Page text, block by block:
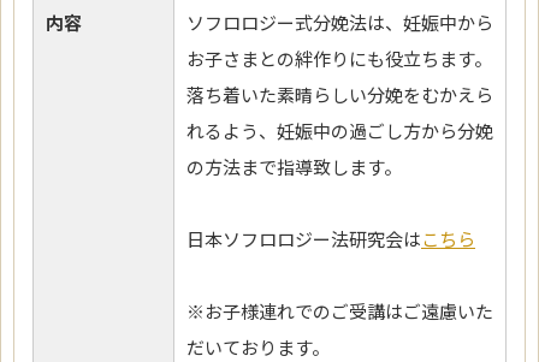
内容
ソフロロジー式分娩法は、妊娠中から
お子さまとの絆作りにも役立ちます。
落ち着いた素晴らしい分娩をむかえら
れるよう、妊娠中の過ごし方から分娩
の方法まで指導致します。
日本ソフロロジー法研究会はこちら
※お子様連れでのご受講はご遠慮いた
だいております。